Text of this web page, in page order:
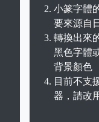
小篆字體
要來源自
轉換出來
黑色字體
背景顏色
目前不支
器，請改